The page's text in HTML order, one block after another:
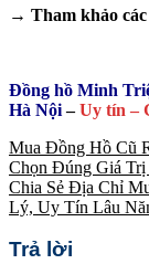
→ Tham khảo các
Đồng hồ Minh
Hà Nội–Uy tín –
Mua Đồng Hồ Cũ
Chọn Đúng Giá Trị
Chia Sẻ Địa Chỉ
Lý, Uy Tín Lâu
Trả lời